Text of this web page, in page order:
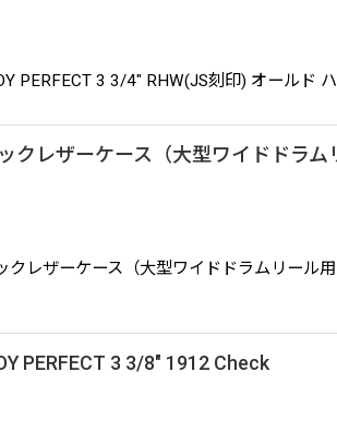
PERFECT 3 3/4" RHW(JS刻印) オール
ックレザーケース（大型ワイドドラム
クレザーケース（大型ワイドドラムリー
PERFECT 3 3/8" 1912 Check